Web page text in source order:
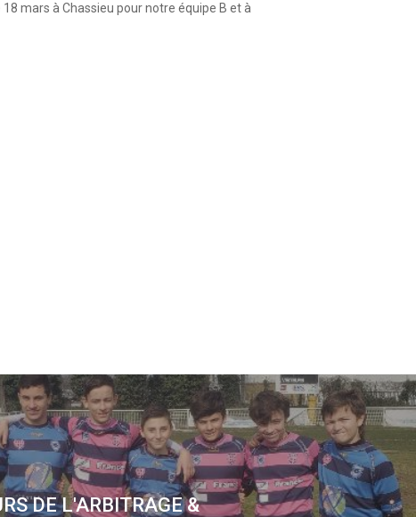
mars à Chassieu pour notre équipe B et à
DE L'ARBITRAGE &